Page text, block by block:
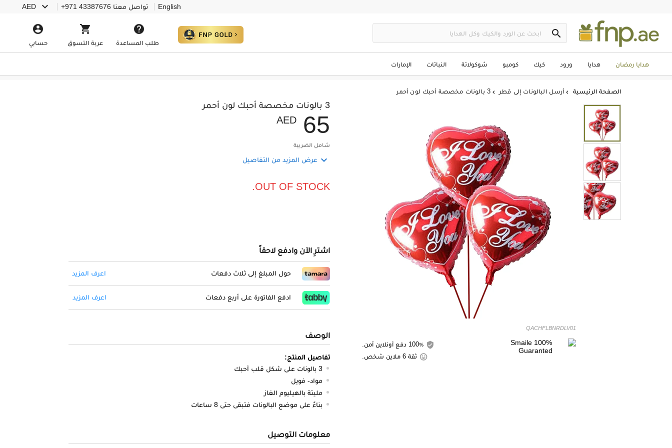
English تواصل معنا +971 43387676
AED 


طلب المساعدة

عربة التسوق

حسابي
هدايا رمضان هدايا ورود كيك كومبو شوكولاتة النباتات الإمارات
الصفحة الرئيسية  أرسل البالونات إلى قطر 3 بالونات مخصصة أحبك لون أحمر
QACHFLBNRDLV01
ثقة 6 ملاين شخص.
3 بالونات مخصصة أحبك لون أحمر
AED 65
شامل الضريبة
 عرض المزيد من التفاصيل
OUT OF STOCK.
اشترِ الآن وادفع لاحقاً
حول المبلغ إلى ثلاث دفعات اعرف المزيد
ادفع الفاتورة على أربع دفعات اعرف المزيد
الوصف
تفاصيل المنتج:
3 بالونات على شكل قلب أحبك
مواد- فويل
مليئة بالهيليوم الغاز
بناءً على موضع البالونات فتبقى حتى 8 ساعات
معلومات التوصيل